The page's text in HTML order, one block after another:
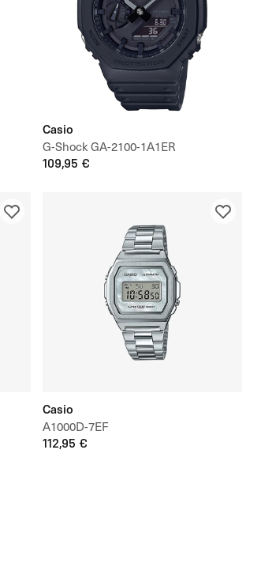
Casio
G-Shock GA-2100-1A1ER
109,95 €
Casio
A1000D-7EF
112,95 €